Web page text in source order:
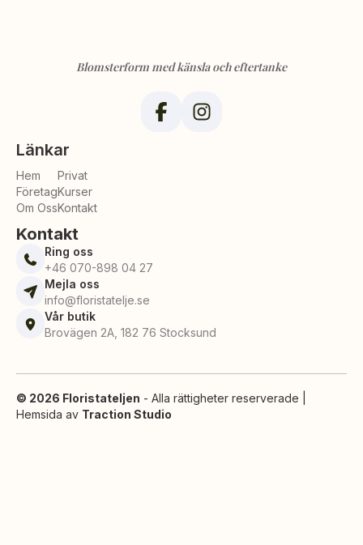
Länkar
Hem
Företag
Om Oss
Privat
Kurser
Kontakt
Blomsterform med känsla och eftertanke
Kontakt
Ring oss
+46 070-898 04 27
Mejla oss
info@floristatelje.se
Vår butik
Brovägen 2A, 182 76 Stocksund
© 2026 Floristateljen - Alla rättigheter reserverade |
Hemsida av Traction Studio